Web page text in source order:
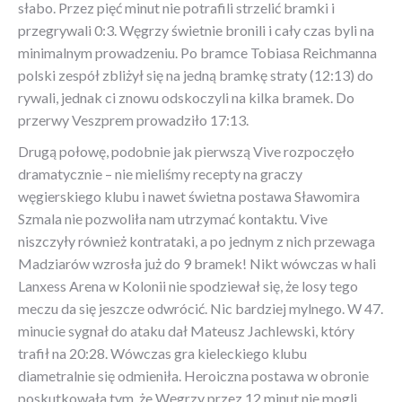
słabo. Przez pięć minut nie potrafili strzelić bramki i
przegrywali 0:3. Węgrzy świetnie bronili i cały czas byli na
minimalnym prowadzeniu. Po bramce Tobiasa Reichmanna
polski zespół zbliżył się na jedną bramkę straty (12:13) do
rywali, jednak ci znowu odskoczyli na kilka bramek. Do
przerwy Veszprem prowadziło 17:13.
Drugą połowę, podobnie jak pierwszą Vive rozpoczęło
dramatycznie – nie mieliśmy recepty na graczy
węgierskiego klubu i nawet świetna postawa Sławomira
Szmala nie pozwoliła nam utrzymać kontaktu. Vive
niszczyły również kontrataki, a po jednym z nich przewaga
Madziarów wzrosła już do 9 bramek! Nikt wówczas w hali
Lanxess Arena w Kolonii nie spodziewał się, że losy tego
meczu da się jeszcze odwrócić. Nic bardziej mylnego. W 47.
minucie sygnał do ataku dał Mateusz Jachlewski, który
trafił na 20:28. Wówczas gra kieleckiego klubu
diametralnie się odmieniła. Heroiczna postawa w obronie
poskutkowała tym, że Węgrzy przez 12 minut nie mogli